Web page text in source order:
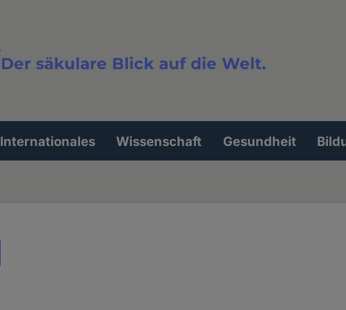
Der säkulare Blick auf die Welt.
Volltextsuche
Internationales Wissenschaft Gesundheit